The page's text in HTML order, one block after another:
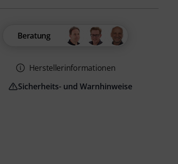
Beratung
Herstellerinformationen
Sicherheits- und Warnhinweise